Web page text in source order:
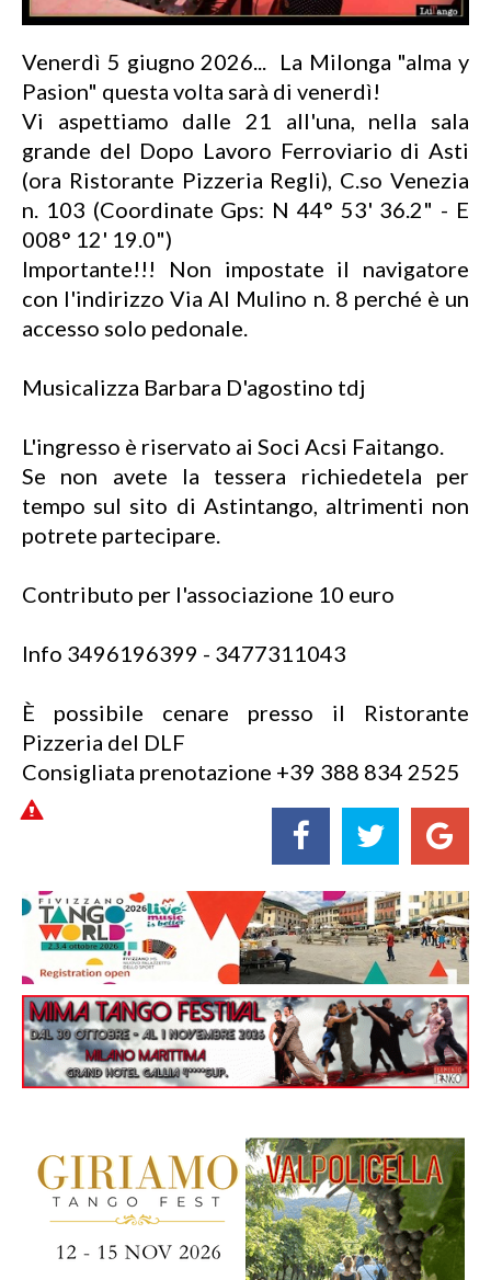
Venerdì 5 giugno 2026... La Milonga "alma y
Pasion" questa volta sarà di venerdì!
Vi aspettiamo dalle 21 all'una, nella sala
grande del Dopo Lavoro Ferroviario di Asti
(ora Ristorante Pizzeria Regli), C.so Venezia
n. 103 (Coordinate Gps: N 44° 53' 36.2" - E
008° 12' 19.0")
Importante!!! Non impostate il navigatore
con l'indirizzo Via Al Mulino n. 8 perché è un
accesso solo pedonale.
Musicalizza Barbara D'agostino tdj
L'ingresso è riservato ai Soci Acsi Faitango.
Se non avete la tessera richiedetela per
tempo sul sito di Astintango, altrimenti non
potrete partecipare.
Contributo per l'associazione 10 euro
Info 3496196399 - 3477311043
È possibile cenare presso il Ristorante
Pizzeria del DLF
Consigliata prenotazione +39 388 834 2525